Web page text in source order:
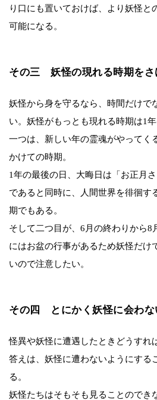
り口にも置いておけば、より妖怪と
可能になる。
その三 妖怪の現れる時期をさ
妖怪から身を守るなら、時間だけで
い。妖怪がもっとも現れる時期は1年
一つは、新しい年の霊魂がやってく
かけての時期。
1年の最後の日、大晦日は「お正月
であると同時に、人間世界を徘徊す
期でもある。
そして二つ目が、6月の終わりから8
にはお盆の行事があるため妖怪だけ
いので注意したい。
その四 とにかく妖怪に会わな
怪異や妖怪に遭遇したときどうすれ
答えは、妖怪に遭わないようにする
る。
妖怪たちはそもそも見ることのでき